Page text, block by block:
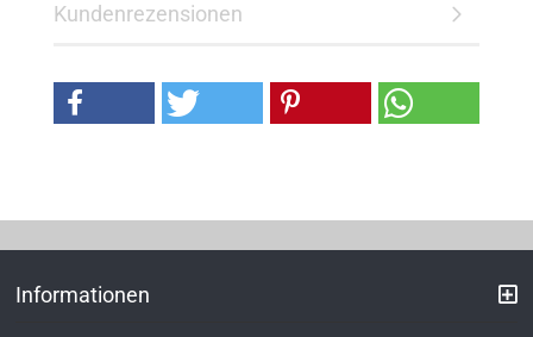
Kundenrezensionen
Informationen